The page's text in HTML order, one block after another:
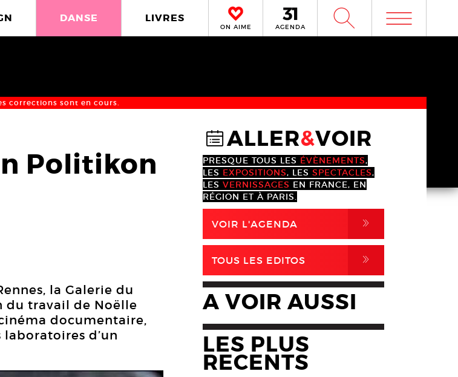
DANSE LIVRES
ON AIME AGENDA W m
corrections sont en cours.
Politikon
la Galerie du
du travail de Noëlle
documentaire,
d’un
@ALLER&VOIR
PRESQUE TOUS LES ÉVÈNEMENTS,
LES EXPOSITIONS, LES SPECTACLES,
LES VERNISSAGES EN FRANCE, EN
RÉGION ET À PARIS.
VOIR L'AGENDA ,
TOUS LES EDITOS ,
A VOIR AUSSI
LES PLUS
RECENTS